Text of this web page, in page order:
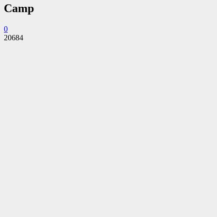
Camp
0
20684